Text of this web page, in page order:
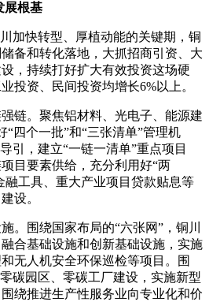
展根基
加快转型、厚植动能的关键期，铜
备和转化落地，大抓招商引资、大
，持续打好扩大有效投资这场硬
投资、民间投资均增长6%以上。
链。聚焦铝材料、光电子、能源建
“四个一批”和“三张清单”管理机
引，建立“一链一清单”重点项目
目要素供给，充分利用好“两
融工具、重大产业项目贷款贴息等
设。
。围绕国家布局的“六张网”，铜川
合基础设施和创新基础设施，实施
无人机安全环保巡检等项目。围
碳园区、零碳工厂建设，实施新型
绕推进生产性服务业向专业化和价